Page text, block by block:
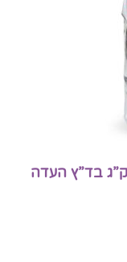
סחלב משובח – 1 ק”ג בד”ץ העדה